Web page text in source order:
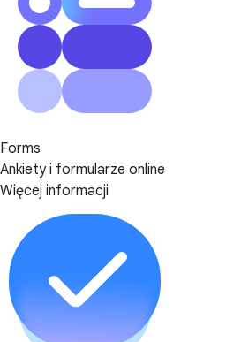
Forms
Ankiety i formularze online
Więcej informacji